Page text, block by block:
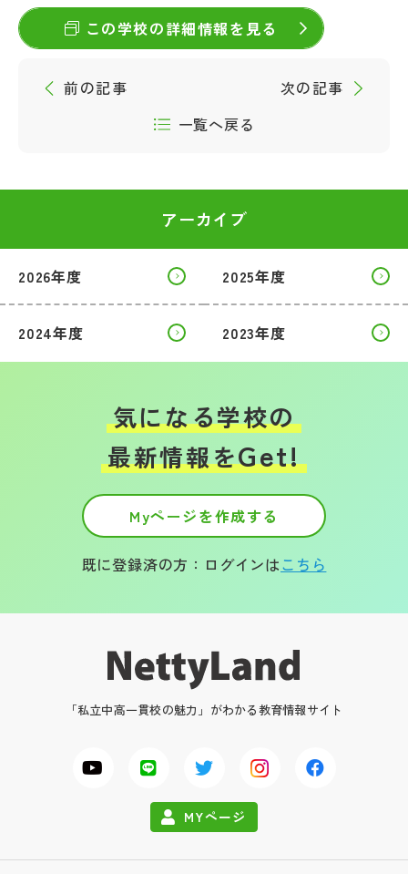
この学校の詳細情報を見る
前の記事
一覧へ戻る
次の記事
アーカイブ
2026年度 2025年度
2024年度 2023年度
気になる学校の
最新情報をGet!
Myページを作成する
既に登録済の方：ログインはこちら
「私立中高一貫校の魅力」がわかる教育情報サイト
MYページ